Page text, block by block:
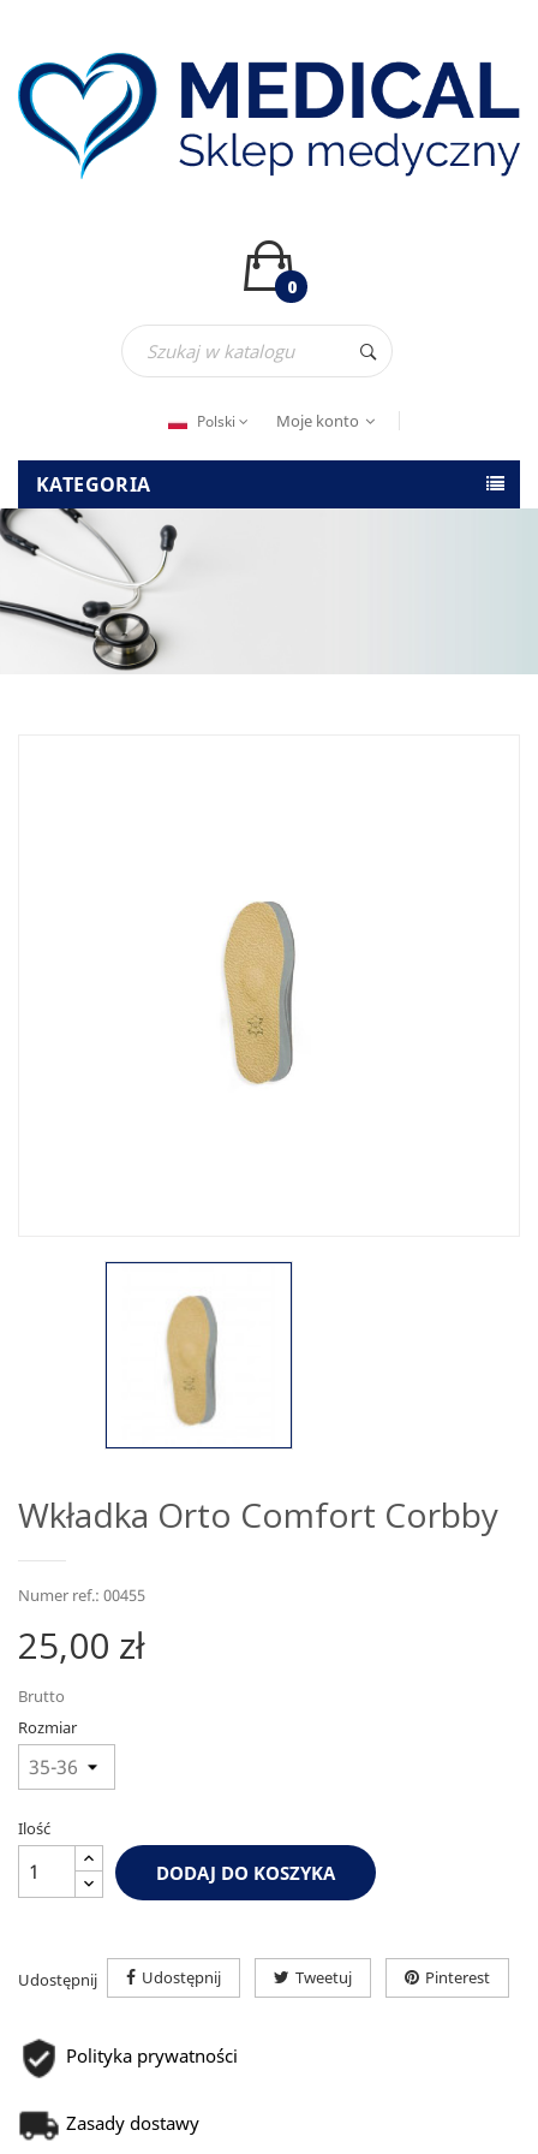
0
Polski Moje konto
KATEGORIA
Wkładka Orto Comfort Corbby
Numer ref.: 00455
25,00 zł
Brutto
Rozmiar
Ilość
DODAJ DO KOSZYKA
Udostępnij Udostępnij Tweetuj Pinterest
Polityka prywatności
Zasady dostawy